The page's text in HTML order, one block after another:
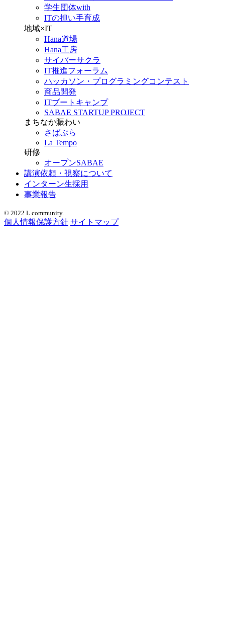
学生団体with
ITの担い手育成
地域×IT
Hana道場
Hana工房
サイバーサクラ
IT推進フォーラム
ハッカソン・プログラミングコンテスト
商品開発
ITブートキャンプ
SABAE STARTUP PROJECT
まちなか賑わい
さばぷら
La Tempo
研修
オープンSABAE
講演依頼・視察について
インターン生採用
事業報告
© 2022 L community.
個人情報保護方針 サイトマップ